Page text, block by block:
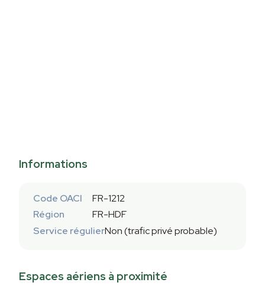
Informations
Code OACI
FR-1212
Région
FR-HDF
Service régulierNon (trafic privé probable)
Espaces aériens à proximité